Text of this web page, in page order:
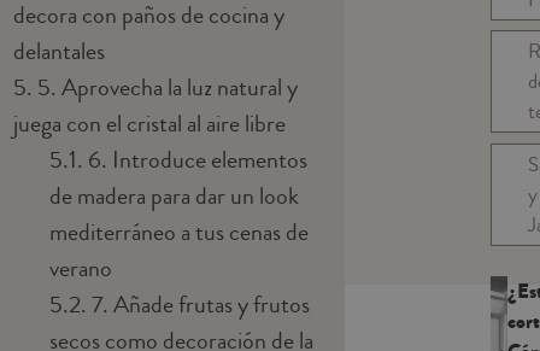
decora con paños de cocina y
delantales
5. 5. Aprovecha la luz natural y
juega con el cristal al aire libre
5.1. 6. Introduce elementos
de madera para dar un look
mediterráneo a tus cenas de
verano
5.2. 7. Añade frutas y frutos
secos como decoración de la
y